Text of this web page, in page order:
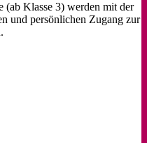
(ab Klasse 3) werden mit der
und persönlichen Zugang zur